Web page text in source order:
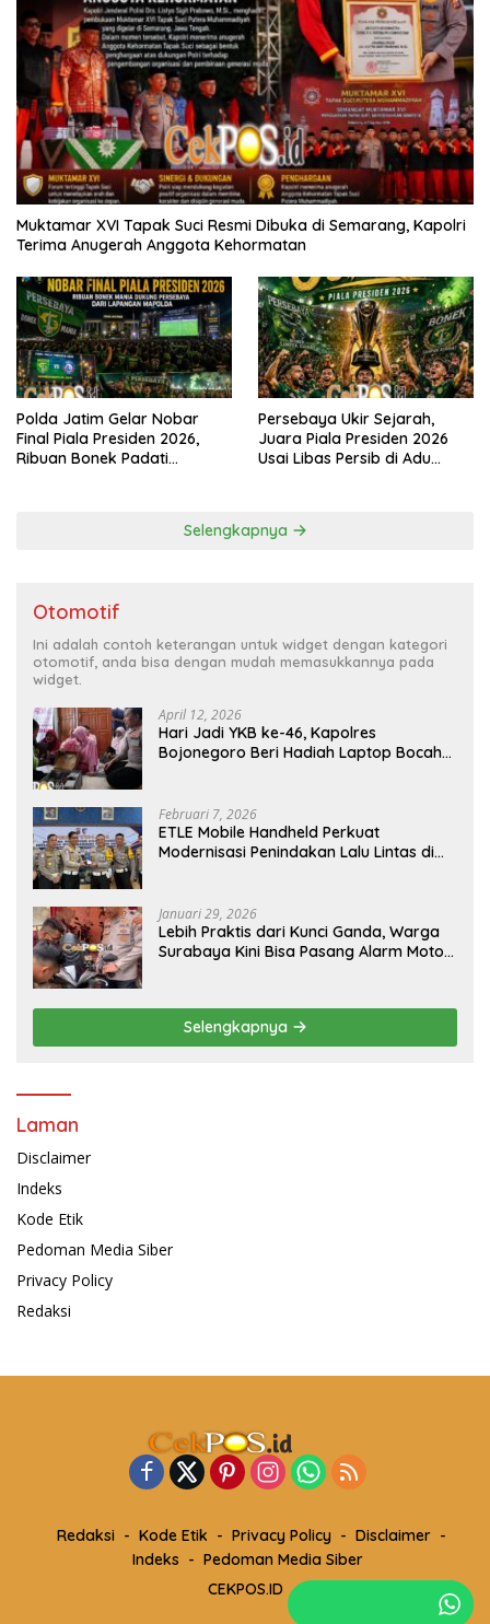
Muktamar XVI Tapak Suci Resmi Dibuka di Semarang, Kapolri
Terima Anugerah Anggota Kehormatan
Polda Jatim Gelar Nobar
Final Piala Presiden 2026,
Ribuan Bonek Padati
Persebaya Ukir Sejarah,
Juara Piala Presiden 2026
Usai Libas Persib di Adu
Selengkapnya
Otomotif
Ini adalah contoh keterangan untuk widget dengan kategori
otomotif, anda bisa dengan mudah memasukkannya pada
widget.
April 12, 2026
Hari Jadi YKB ke-46, Kapolres
Bojonegoro Beri Hadiah Laptop Bocah
Februari 7, 2026
ETLE Mobile Handheld Perkuat
Modernisasi Penindakan Lalu Lintas di
Januari 29, 2026
Lebih Praktis dari Kunci Ganda, Warga
Surabaya Kini Bisa Pasang Alarm Motor
Selengkapnya
Laman
Disclaimer
Indeks
Kode Etik
Pedoman Media Siber
Privacy Policy
Redaksi
Redaksi Kode Etik Privacy Policy
Disclaimer
Indeks
Pedoman Media Siber
CEKPOS.ID